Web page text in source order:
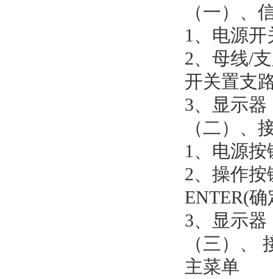
（一）、
1、电源
2、母线/
开关置支
3、显示器
（二
1、电源按
2、操作
ENTER(
3、显示器
（三）、
主菜单